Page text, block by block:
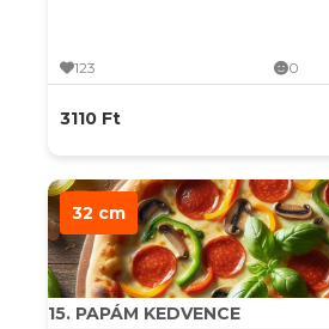
123 0
3110 Ft
32 cm
15. PAPÁM KEDVENCE